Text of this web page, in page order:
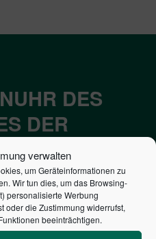
verwalten
um Geräteinformationen zu
Wir tun dies, um das Browsing-
personalisierte Werbung
oder die Zustimmung widerrufst,
beeinträchtigen.
DES
DER
€